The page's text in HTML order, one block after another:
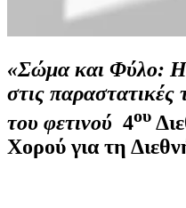
«Σώμα και Φύλο: Η
στις παραστατικές
του φετινού 4ου
Χορού για τη